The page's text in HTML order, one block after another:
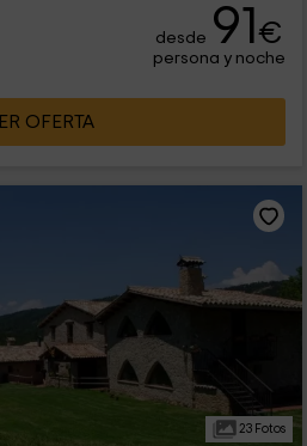
desde 91€
persona y noche
OFERTA
23 Fotos